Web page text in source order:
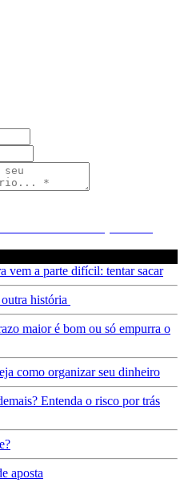
vem a parte difícil: tentar sacar
história
maior é bom ou só empurra o
como organizar seu dinheiro
Entenda o risco por trás
aposta